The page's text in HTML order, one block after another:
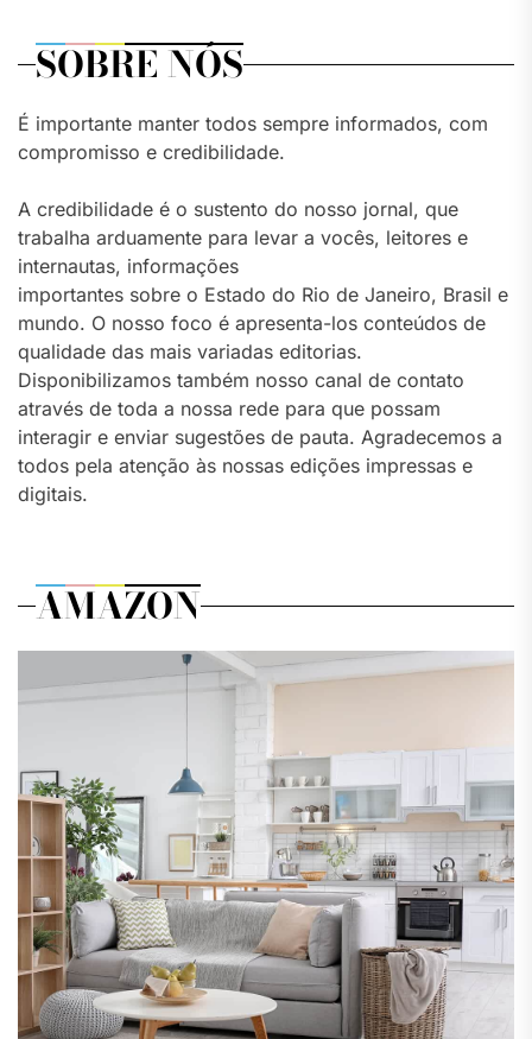
SOBRE NÓS
É importante manter todos sempre informados, com
compromisso e credibilidade.
A credibilidade é o sustento do nosso jornal, que
trabalha arduamente para levar a vocês, leitores e
internautas, informações
importantes sobre o Estado do Rio de Janeiro, Brasil e
mundo. O nosso foco é apresenta-los conteúdos de
qualidade das mais variadas editorias.
Disponibilizamos também nosso canal de contato
através de toda a nossa rede para que possam
interagir e enviar sugestões de pauta. Agradecemos a
todos pela atenção às nossas edições impressas e
digitais.
AMAZON